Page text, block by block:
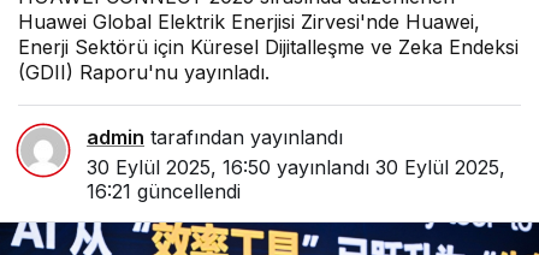
Huawei Global Elektrik Enerjisi Zirvesi'nde Huawei,
Enerji Sektörü için Küresel Dijitalleşme ve Zeka Endeksi
(GDII) Raporu'nu yayınladı.
admin tarafından yayınlandı
30 Eylül 2025, 16:50 yayınlandı 30 Eylül 2025,
16:21 güncellendi